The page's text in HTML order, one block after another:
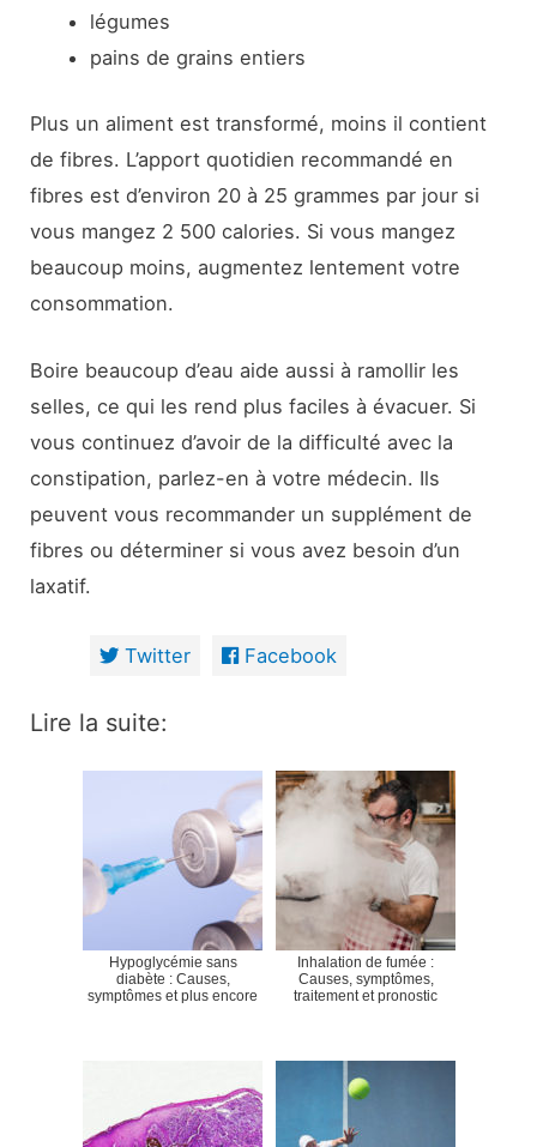
légumes
pains de grains entiers
Plus un aliment est transformé, moins il contient
de fibres. L’apport quotidien recommandé en
fibres est d’environ 20 à 25 grammes par jour si
vous mangez 2 500 calories. Si vous mangez
beaucoup moins, augmentez lentement votre
consommation.
Boire beaucoup d’eau aide aussi à ramollir les
selles, ce qui les rend plus faciles à évacuer. Si
vous continuez d’avoir de la difficulté avec la
constipation, parlez-en à votre médecin. Ils
peuvent vous recommander un supplément de
fibres ou déterminer si vous avez besoin d’un
laxatif.
Twitter Facebook
Lire la suite:
Hypoglycémie sans
diabète : Causes,
symptômes et plus encore
Inhalation de fumée :
Causes, symptômes,
traitement et pronostic